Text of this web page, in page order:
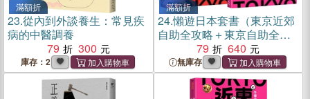
滿額折
23.從內到外談養生：常見疾
病的中醫調養
79
300
庫存：2
滿額折
24.懶遊日本套書（東京近郊
自助全攻略＋東京自助全攻
略）（2025～2026最新版）
79 640
無庫存